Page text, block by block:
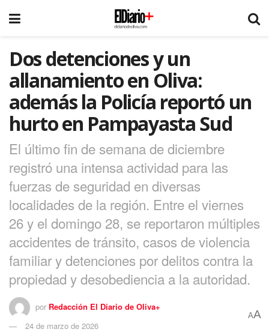
Dos detenciones y un
allanamiento en Oliva:
además la Policía reportó un
hurto en Pampayasta Sud
El último fin de semana de diciembre
registró una intensa actividad para las
fuerzas de seguridad en diversas
localidades de la región. Entre el viernes
26 y el domingo 28, se reportaron múltiples
accidentes de tránsito, casos de violencia
familiar y detenciones por delitos contra la
propiedad y desobediencia a la autoridad.
por Redacción El Diario de Oliva+
24 de marzo de 2026
AA